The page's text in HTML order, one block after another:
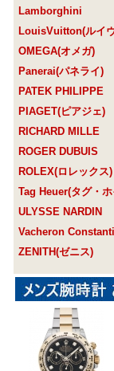
Lamborghini
LouisVuitton(ルイ
OMEGA(オメガ)
Panerai(パネライ)
PATEK PHILIPPE
PIAGET(ピアジェ)
RICHARD MILLE
ROGER DUBUIS
ROLEX(ロレックス)
Tag Heuer(タグ・
ULYSSE NARDIN
Vacheron
ZENITH(ゼニス)